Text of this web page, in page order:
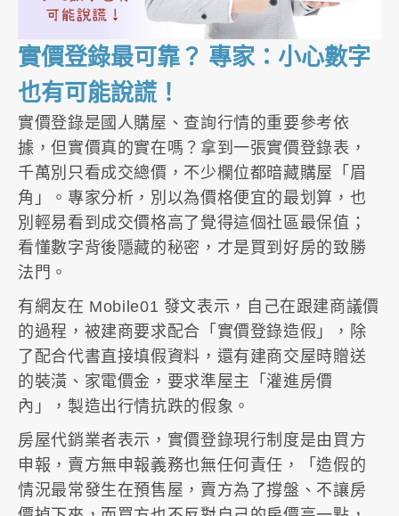
實價登錄最可靠？ 專家：小心數字
也有可能說謊！
實價登錄是國人購屋、查詢行情的重要參考依
據，但實價真的實在嗎？拿到一張實價登錄表，
千萬別只看成交總價，不少欄位都暗藏購屋「眉
角」。專家分析，別以為價格便宜的最划算，也
別輕易看到成交價格高了覺得這個社區最保值；
看懂數字背後隱藏的秘密，才是買到好房的致勝
法門。
有網友在 Mobile01 發文表示，自己在跟建商議價
的過程，被建商要求配合「實價登錄造假」，除
了配合代書直接填假資料，還有建商交屋時贈送
的裝潢、家電價金，要求準屋主「灌進房價
內」，製造出行情抗跌的假象。
房屋代銷業者表示，實價登錄現行制度是由買方
申報，賣方無申報義務也無任何責任，「造假的
情況最常發生在預售屋，賣方為了撐盤、不讓房